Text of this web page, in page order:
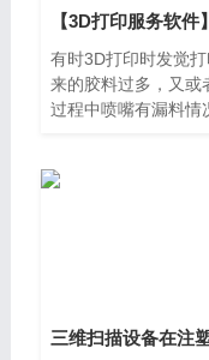
有时3D打印时发觉打
来的胶料过多，又或
过程中喷嘴有漏料情
你...Retraction （中